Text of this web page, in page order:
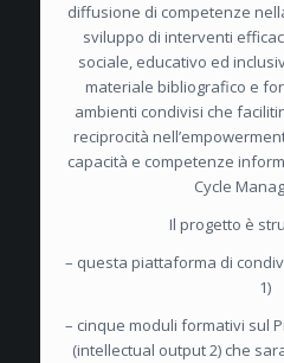
diffusione di competenze
sviluppo di interventi
sociale, educativo ed
materiale bibliografico e
ambienti condivisi che
reciprocità
capacità e competenze
Cycle
Il progetto è
– questa piattaforma di
1)
– cinque moduli formativi sul
(intellectual output 2) che